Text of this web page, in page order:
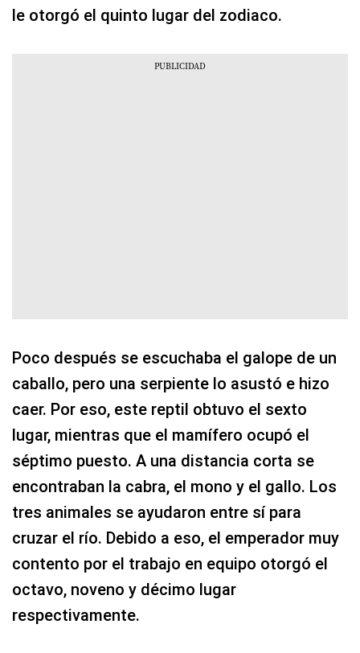
le otorgó el quinto lugar del zodiaco.
Poco después se escuchaba el galope de un
caballo, pero una serpiente lo asustó e hizo
caer. Por eso, este reptil obtuvo el sexto
lugar, mientras que el mamífero ocupó el
séptimo puesto. A una distancia corta se
encontraban la cabra, el mono y el gallo. Los
tres animales se ayudaron entre sí para
cruzar el río. Debido a eso, el emperador muy
contento por el trabajo en equipo otorgó el
octavo, noveno y décimo lugar
respectivamente.